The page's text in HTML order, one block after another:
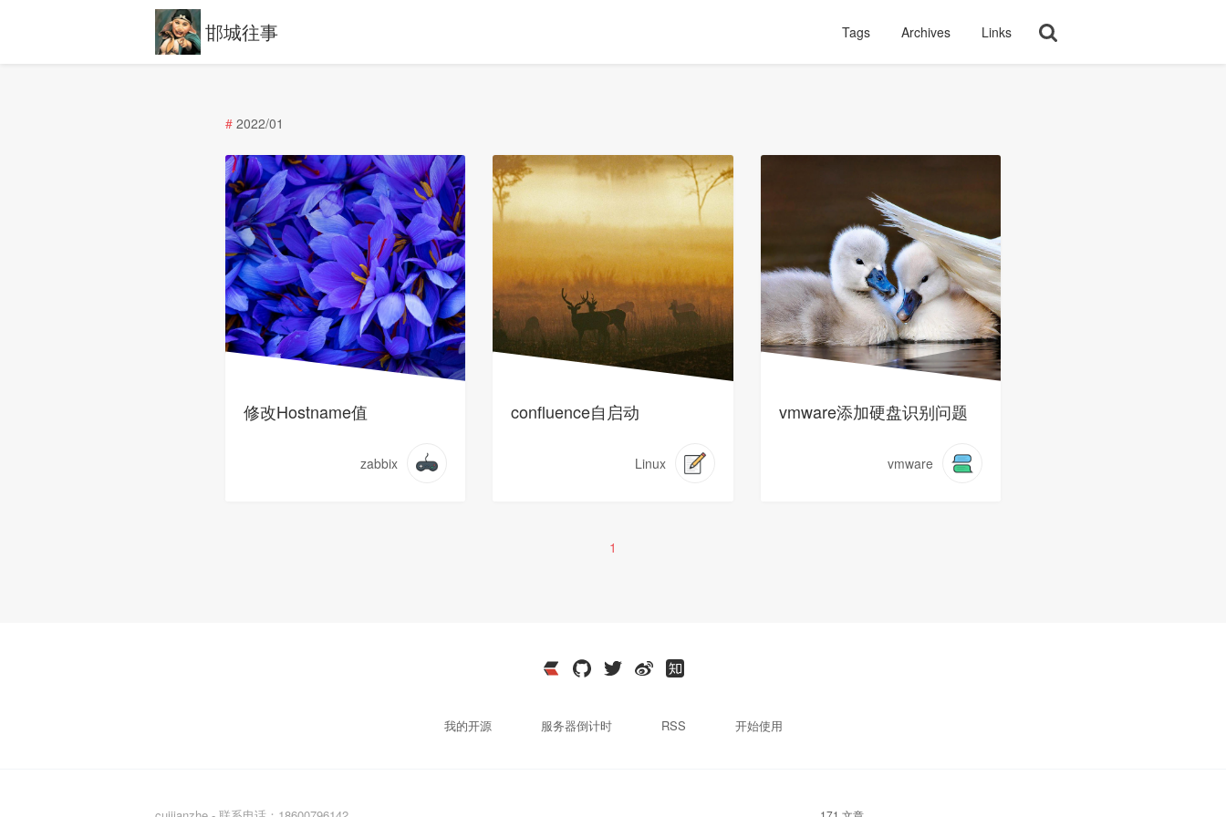
邯城往事 Tags Archives Links
# 2022/01
修改Hostname值
zabbix
confluence自启动
Linux
vmware添加硬盘识别问题
vmware
1
我的开源 服务器倒计时 RSS 开始使用